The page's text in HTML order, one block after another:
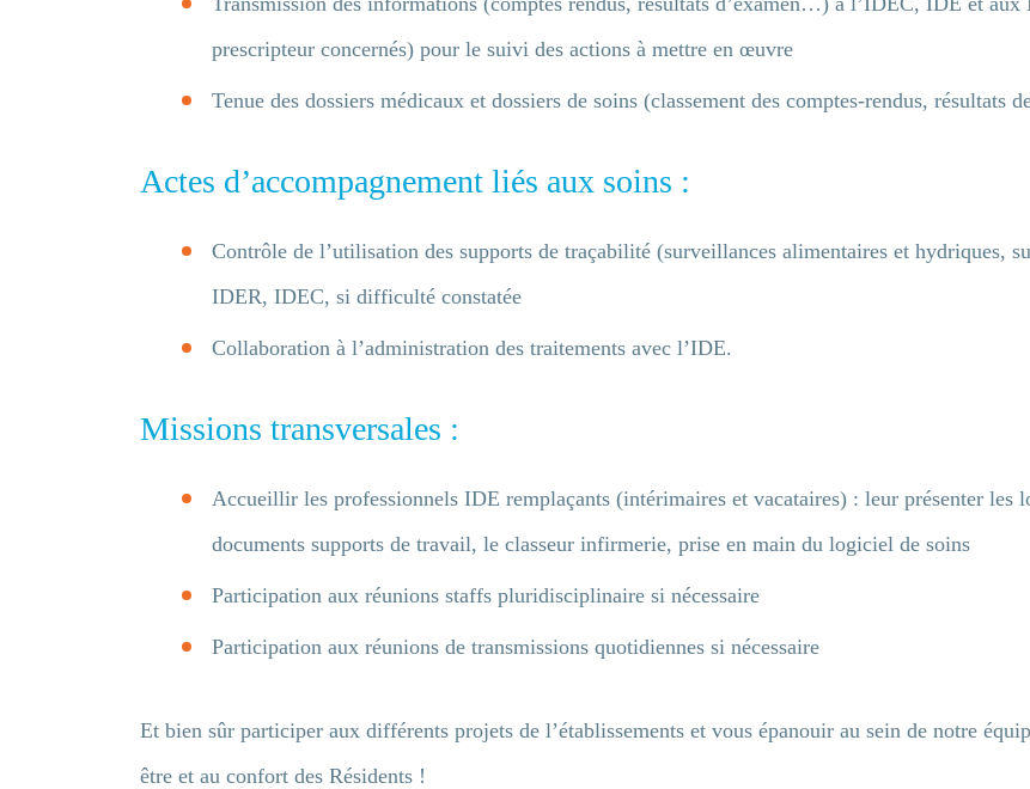
Entrez votre recherche
prescripteur concernés) pour le suivi des actions à mettre en œuvre
Tenue des dossiers médicaux et dossiers de soins (classement des comptes-rendus, résultats
Actes d’accompagnement liés aux soins :
Contrôle de l’utilisation des supports de traçabilité (surveillances alimentaires et hydriques,
IDER, IDEC, si difficulté constatée
Collaboration à l’administration des traitements avec l’IDE.
Missions transversales :
Accueillir les professionnels IDE remplaçants (intérimaires et vacataires) : leur présenter les
documents supports de travail, le classeur infirmerie, prise en main du logiciel de soins
Participation aux réunions staffs pluridisciplinaire si nécessaire
Participation aux réunions de transmissions quotidiennes si nécessaire
Et bien sûr participer aux différents projets de l’établissements et vous épanouir au sein de notre
être et au confort des Résidents !